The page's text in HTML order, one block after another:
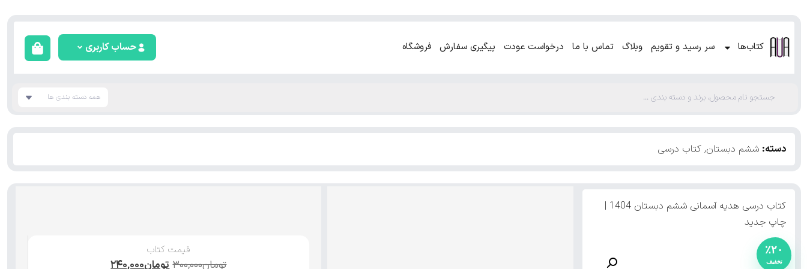
کتاب‌ها سر رسید و تقویم وبلاگ تماس با ما درخواست عودت پیگیری سفارش فروشگاه حساب کاربری
همه دسته بندی ها
دسته: ششم دبستان, کتاب درسی
کتاب درسی هدیه آسمانی ششم دبستان 1404 |
چاپ جدید
٪۲۰ قیمت کتاب
تومان۳۰۰,۰۰۰تومان۲۴۰,۰۰۰